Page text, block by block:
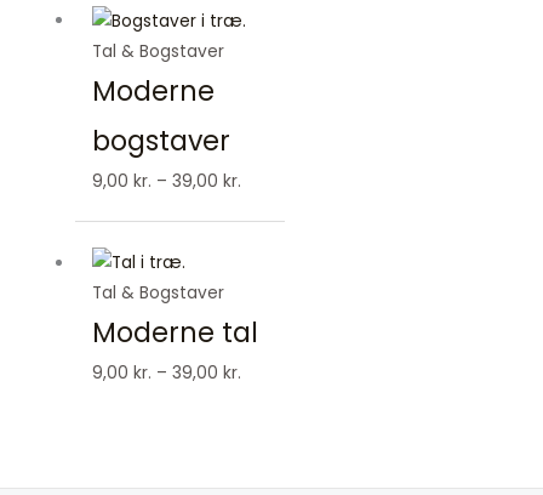
Tal & Bogstaver
Moderne
bogstaver
9,00 kr. – 39,00 kr.
9,00 kr.
Tal & Bogstaver
Moderne tal
9,00 kr. – 39,00 kr.
39,00 kr.